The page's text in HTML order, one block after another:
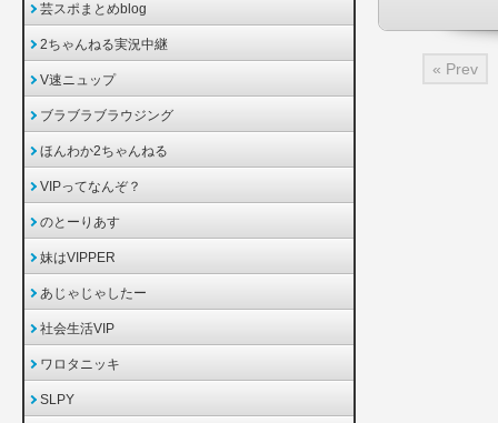
« Prev
芸スポまとめblog
2ちゃんねる実況中継
V速ニュップ
ブラブラブラウジング
ほんわか2ちゃんねる
VIPってなんぞ？
のとーりあす
妹はVIPPER
あじゃじゃしたー
社会生活VIP
ワロタニッキ
SLPY